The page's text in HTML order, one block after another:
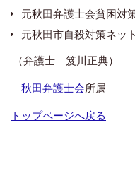
元秋田弁護士会貧困対
元秋田市自殺対策ネッ
（弁護士 笈川正典）
秋田弁護士会所属
トップページへ戻る